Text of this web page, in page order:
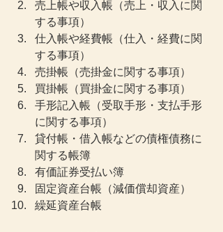
売上帳や収入帳（売上・収入に関
する事項）
仕入帳や経費帳（仕入・経費に関
する事項）
売掛帳（売掛金に関する事項）
買掛帳（買掛金に関する事項）
手形記入帳（受取手形・支払手形
に関する事項）
貸付帳・借入帳などの債権債務に
関する帳簿
有価証券受払い簿
固定資産台帳（減価償却資産）
繰延資産台帳